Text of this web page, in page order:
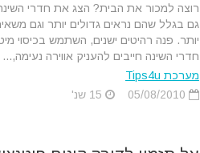
רוצה למכור את הבית? הצג את חדרי
גם בגלל שהם נראים גדולים יותר וגם
יותר. פנה רהיטים ישנים, השתמש בכיסוי
חדרי השינה חייבים להעניק אווירה נעימה,...
מערכת Tips4u